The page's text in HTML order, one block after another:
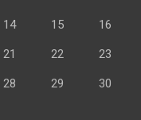
14 15 16
21 22 23
28 29 30